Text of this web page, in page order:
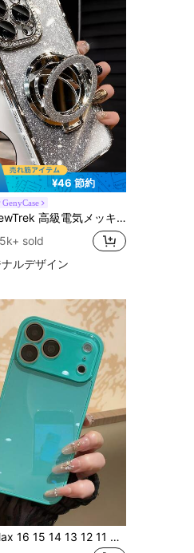
¥46 節約
GenyCase
ース、メイクアップミラースタンド付き、光沢のあるラインストーンで装飾、シリコン素材で作られ、耐衝撃性と落下耐性、iPhone 16/16e/16 Pro/16 Pro Max/16 Plus/15/14/13/12/11/X/XS/XR/8/7およびGalaxy S25/S24/S23/S22/S21/A55/A54/A53/A52/A35/A34/A23/A16/A15/A14/A13/A12/A05S/FE/Ultra/4G/5G、Redmi/Honor/MOTO/OPPO/Infinixスマホ対応。
sold
ルデザイン
17 Pro Max 16 15 14 13 12 11 Pro Max対応 高級感のある無地光沢ガラススマホケース レンズ保護 ミニマル かわいい エレガント 17 Pro Max 16 Pro Max 17 Pro 15 Pro Max 14 Pro Max 13 Pro Max対応